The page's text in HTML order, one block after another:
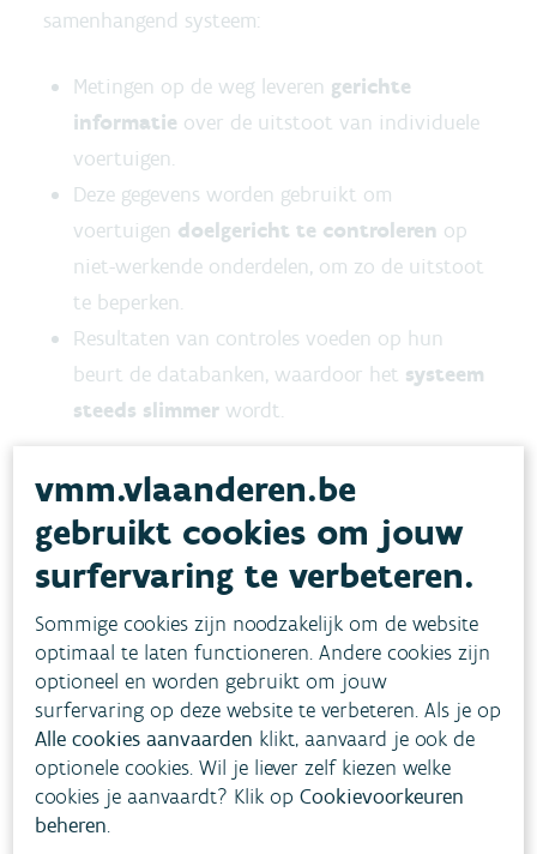
samenhangend systeem:
Metingen op de weg leveren gerichte
informatie over de uitstoot van individuele
voertuigen.
Deze gegevens worden gebruikt om
voertuigen doelgericht te controleren op
niet-werkende onderdelen, om zo de uitstoot
te beperken.
Resultaten van controles voeden op hun
beurt de databanken, waardoor het systeem
steeds slimmer wordt.
Die wisselwerking zorgt ervoor dat de
wordt ingezet, dat zware vervuilers sneller
opgespoord en aangepakt worden terwijl de
meerderheid geen last ondervindt van de
controles.
vmm.vlaanderen.be
gebruikt cookies om jouw
surfervaring te verbeteren.
Sommige cookies zijn noodzakelijk om de website
optimaal te laten functioneren. Andere cookies zijn
optioneel en worden gebruikt om jouw
surfervaring op deze website te verbeteren. Als je op
Alle cookies aanvaarden klikt, aanvaard je ook de
optionele cookies. Wil je liever zelf kiezen welke
cookies je aanvaardt? Klik opCookievoorkeuren
beheren.